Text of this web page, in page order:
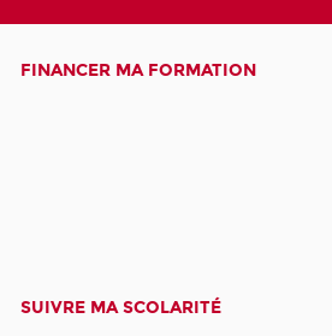
FINANCER MA FORMATION
SUIVRE MA SCOLARITÉ